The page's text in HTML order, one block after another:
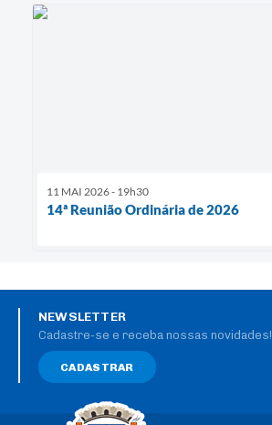
11 MAI 2026 - 19h30
14ª Reunião Ordinária de 2026
NEWSLETTER
Cadastre-se e receba nossas novidades!
CADASTRAR